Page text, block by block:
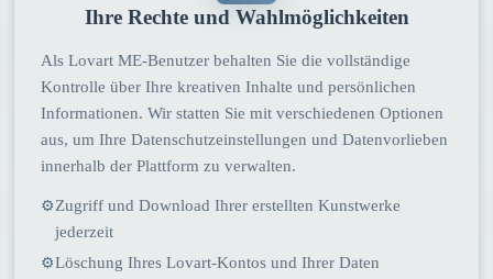
Ihre Rechte und Wahlmöglichkeiten
Als Lovart ME-Benutzer behalten Sie die vollständige
Kontrolle über Ihre kreativen Inhalte und persönlichen
Informationen. Wir statten Sie mit verschiedenen Optionen
aus, um Ihre Datenschutzeinstellungen und Datenvorlieben
innerhalb der Plattform zu verwalten.
⚙ Zugriff und Download Ihrer erstellten Kunstwerke
jederzeit
⚙Löschung Ihres Lovart-Kontos und Ihrer Daten